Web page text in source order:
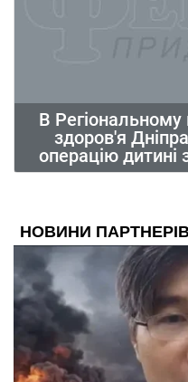
В Регіональному
здоров'я
операцію дитині